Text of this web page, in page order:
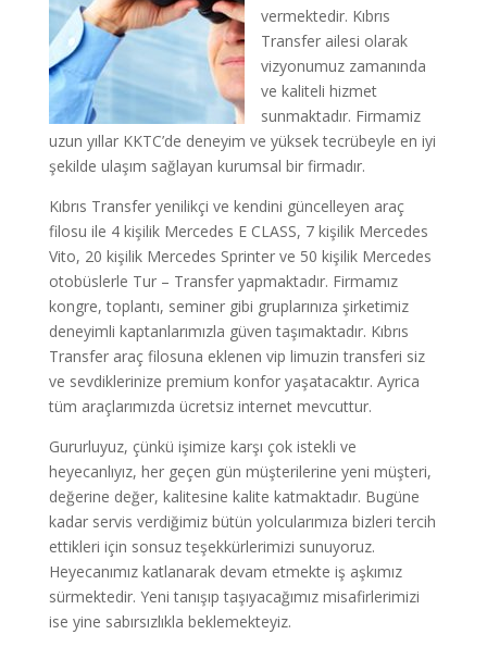
vermektedir. Kıbrıs
Transfer ailesi olarak
vizyonumuz zamanında
ve kaliteli hizmet
sunmaktadır. Firmamiz
uzun yıllar KKTC’de deneyim ve yüksek tecrübeyle en iyi
şekilde ulaşım sağlayan kurumsal bir firmadır.
Kıbrıs Transfer yenilikçi ve kendini güncelleyen araç
filosu ile 4 kişilik Mercedes E CLASS, 7 kişilik Mercedes
Vito, 20 kişilik Mercedes Sprinter ve 50 kişilik Mercedes
otobüslerle Tur – Transfer yapmaktadır. Firmamız
kongre, toplantı, seminer gibi gruplarınıza şirketimiz
deneyimli kaptanlarımızla güven taşımaktadır. Kıbrıs
Transfer araç filosuna eklenen vip limuzin transferi siz
ve sevdiklerinize premium konfor yaşatacaktır. Ayrica
tüm araçlarımızda ücretsiz internet mevcuttur.
Gururluyuz, çünkü işimize karşı çok istekli ve
heyecanlıyız, her geçen gün müşterilerine yeni müşteri,
değerine değer, kalitesine kalite katmaktadır. Bugüne
kadar servis verdiğimiz bütün yolcularımıza bizleri tercih
ettikleri için sonsuz teşekkürlerimizi sunuyoruz.
Heyecanımız katlanarak devam etmekte iş aşkımız
sürmektedir. Yeni tanışıp taşıyacağımız misafirlerimizi
ise yine sabırsızlıkla beklemekteyiz.